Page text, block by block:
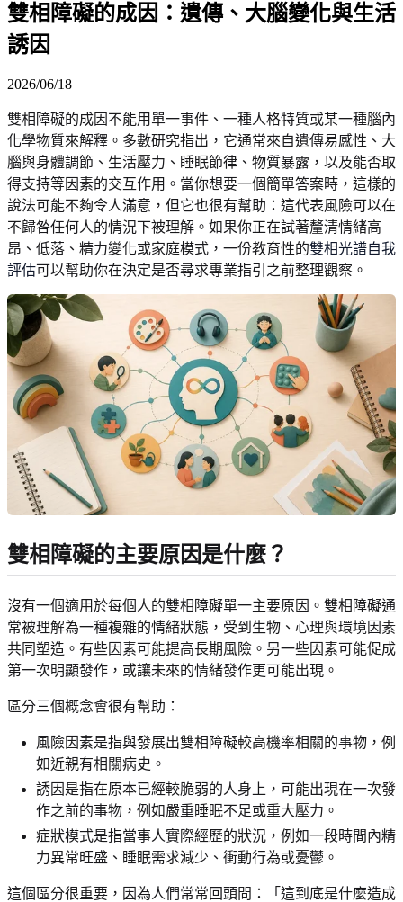
雙相障礙的成因：遺傳、大腦變化與生活
誘因
2026/06/18
雙相障礙的成因不能用單一事件、一種人格特質或某一種腦內
化學物質來解釋。多數研究指出，它通常來自遺傳易感性、大
腦與身體調節、生活壓力、睡眠節律、物質暴露，以及能否取
得支持等因素的交互作用。當你想要一個簡單答案時，這樣的
說法可能不夠令人滿意，但它也很有幫助：這代表風險可以在
不歸咎任何人的情況下被理解。如果你正在試著釐清情緒高
昂、低落、精力變化或家庭模式，一份教育性的雙相光譜自我
評估可以幫助你在決定是否尋求專業指引之前整理觀察。
雙相障礙的主要原因是什麼？
沒有一個適用於每個人的雙相障礙單一主要原因。雙相障礙通
常被理解為一種複雜的情緒狀態，受到生物、心理與環境因素
共同塑造。有些因素可能提高長期風險。另一些因素可能促成
第一次明顯發作，或讓未來的情緒發作更可能出現。
區分三個概念會很有幫助：
風險因素是指與發展出雙相障礙較高機率相關的事物，例
如近親有相關病史。
誘因是指在原本已經較脆弱的人身上，可能出現在一次發
作之前的事物，例如嚴重睡眠不足或重大壓力。
症狀模式是指當事人實際經歷的狀況，例如一段時間內精
力異常旺盛、睡眠需求減少、衝動行為或憂鬱。
這個區分很重要，因為人們常常回頭問：「這到底是什麼造成